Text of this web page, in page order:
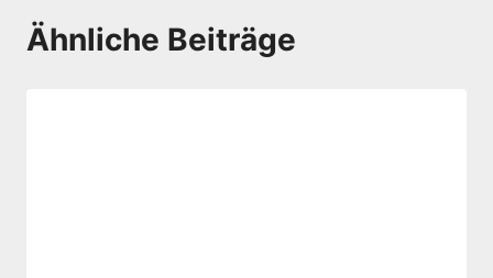
Ähnliche Beiträge